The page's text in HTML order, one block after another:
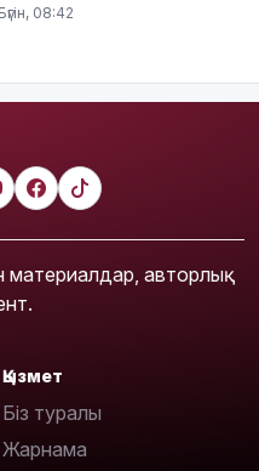
Бүгін, 08:42
материалдар, авторлық
Қызмет
Біз туралы
Жарнама